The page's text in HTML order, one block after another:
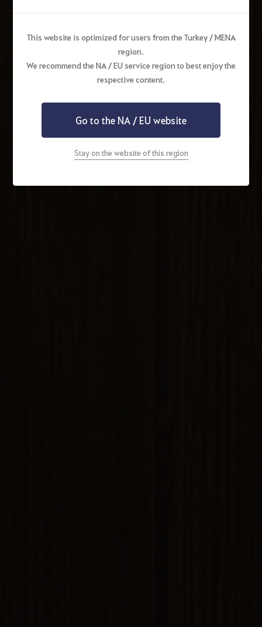
This website is optimized for users from the Turkey / MENA
region.
We recommend the NA / EU service region to best enjoy the
respective content.
Go to the NA / EU website
Stay on the website of this region